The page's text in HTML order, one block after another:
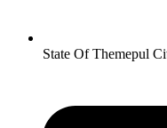
State Of Themepul